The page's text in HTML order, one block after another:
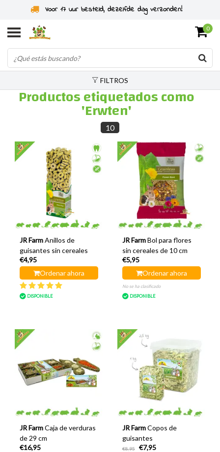
Voor 17 uur besteld, dezelfde dag verzonden!
0
FILTROS
Productos etiquetados como
'Erwten'
10
JR Farm Anillos de
guisantes sin cereales
€4,95
Ordenar ahora
DISPONIBLE
JR Farm Bol para flores
sin cereales de 10 cm
€5,95
Ordenar ahora
No se ha clasificado
DISPONIBLE
JR Farm Caja de verduras
de 29 cm
€16,95
JR Farm Copos de
guisantes
€8,95
€7,95